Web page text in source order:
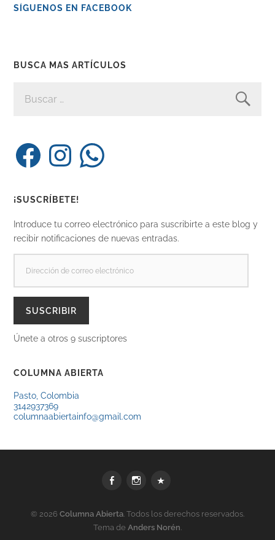
SÍGUENOS EN FACEBOOK
BUSCA MAS ARTÍCULOS
FacebookInstagramWhatsApp
¡SUSCRÍBETE!
Introduce tu correo electrónico para suscribirte a este blog y
recibir notificaciones de nuevas entradas.
CORREO
SUSCRIBIR
Únete a otros 9 suscriptores
COLUMNA ABIERTA
Pasto, Colombia
3142937369
columnaabiertainfo@gmail.com
FacebookInstagramWhatsApp
© 2026 Columna Abierta . Todos los derechos reservados.
Tema de Anders Norén